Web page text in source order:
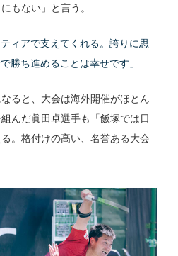
もない」と言う。
ィアで支えてくれる。誇りに思
勝ち進めることは幸せです」
ると、大会は海外開催がほとん
んだ眞田卓選手も「飯塚では日
。格付けの高い、名誉ある大会